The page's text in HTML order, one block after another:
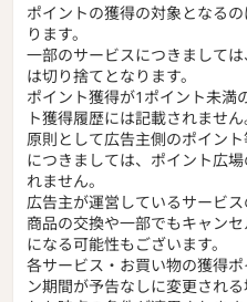
ポイントの獲得の対象となる
ります。
一部のサービスにつきまして
は切り捨てとなります。
ポイント獲得が1ポイント未満
ト獲得履歴には記載されません
原則として広告主側のポイン
につきましては、ポイント広
れません。
広告主が運営しているサービ
商品の交換や一部でもキャン
になる可能性もございます。
各サービス・お買い物の獲得
ン期間が予告なしに変更され